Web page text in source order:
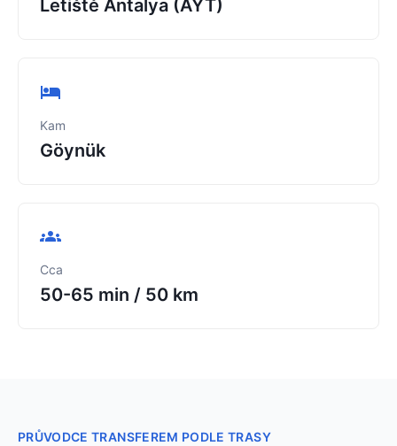
Letiště Antalya (AYT)
Kam
Göynük
Cca
50-65 min / 50 km
PRŮVODCE TRANSFEREM PODLE TRASY